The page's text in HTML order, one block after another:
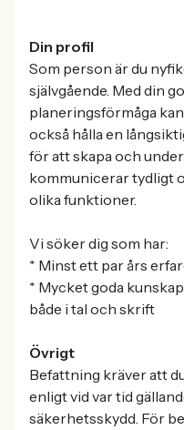
Din profil
Som person är du
självgående. Med din
planeringsförmåga
också hålla en
för att skapa och
kommunicerar tydligt
olika funktioner.
Vi söker dig som har:
* Minst ett par års
* Mycket goda
både i tal och skrift
Övrigt
Befattning kräver att
enligt vid var tid
säkerhetsskydd. För